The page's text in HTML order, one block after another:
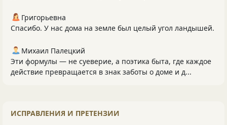
Григорьевна
Спасибо. У нас дома на земле был целый угол ландышей.
Михаил Палецкий
Эти формулы — не суеверие, а поэтика быта, где каждое
действие превращается в знак заботы о доме и д...
ИСПРАВЛЕНИЯ И ПРЕТЕНЗИИ